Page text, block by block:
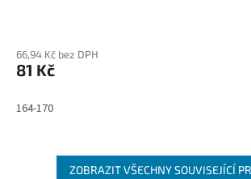
66,94 Kč bez DPH
81 Kč
164-170
ZOBRAZIT VŠECHNY SOUVISEJÍCÍ